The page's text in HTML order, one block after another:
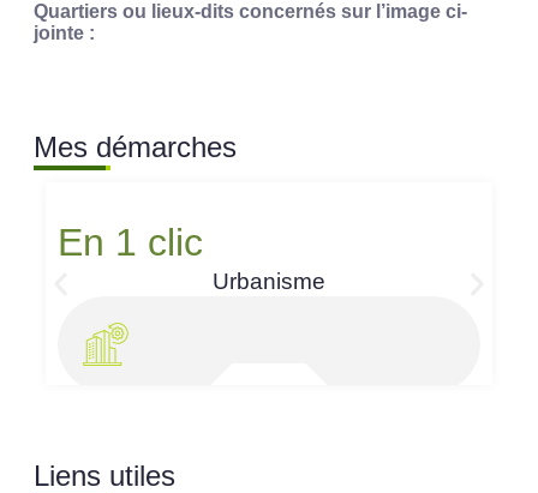
Quartiers ou lieux-dits concernés sur l’image ci-
jointe :
Mes démarches
En 1 clic
Urbanisme
Liens utiles